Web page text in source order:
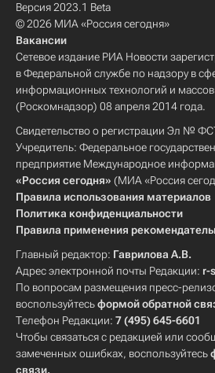
Версия 2023.1 Beta
© 2026 МИА «Россия сегодня»
Вакансии
Сетевое издание РИА Новости
в Федеральной службе по надзору в
информационных технологий и
(Роскомнадзор) 08 апреля 2014 года.
Свидетельство о регистрации Эл №
Учредитель: Федеральное
предприятие Международное
«Россия сегодня» (МИА «Россия
Правила использования материалов
Политика конфиденциальности
Правила применения
Главный редактор: Гаврилова А.В.
Адрес электронной почты Редакции: r-
По вопросам размещения пресс-
воспользуйтесьформой обратной
Телефон Редакции: 7 (495) 645-6601
Чтобы связаться с редакцией или
замеченных ошибках, воспользуйтесь
связи.